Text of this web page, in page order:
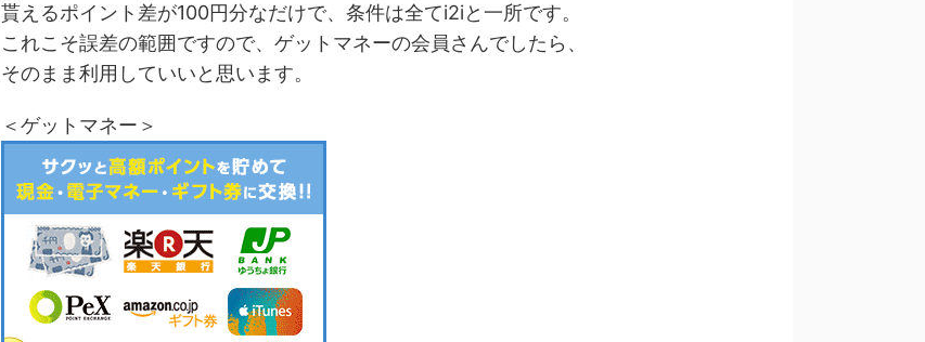
貰えるポイント差が100円分なだけで、条件は全てi2iと一所です。
これこそ誤差の範囲ですので、ゲットマネーの会員さんでしたら、
そのまま利用していいと思います。
＜ゲットマネー＞